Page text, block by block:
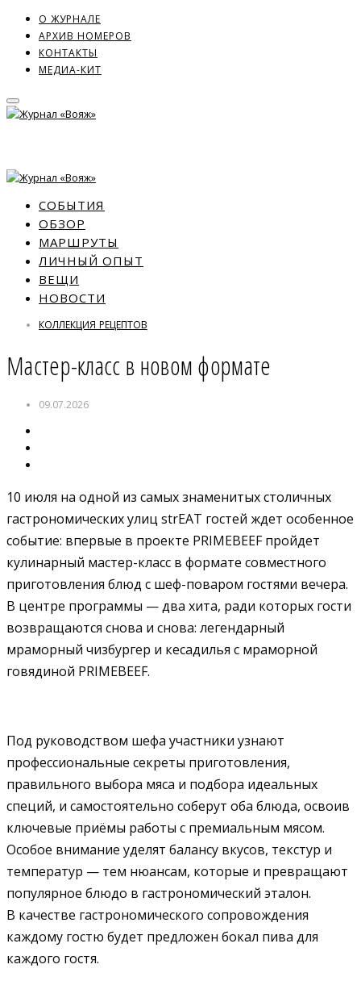
О ЖУРНАЛЕ
АРХИВ НОМЕРОВ
КОНТАКТЫ
МЕДИА-КИТ
СОБЫТИЯ
ОБЗОР
МАРШРУТЫ
ЛИЧНЫЙ ОПЫТ
ВЕЩИ
НОВОСТИ
КОЛЛЕКЦИЯ РЕЦЕПТОВ
Мастер-класс в новом формате
09.07.2026
10 июля на одной из самых знаменитых столичных
гастрономических улиц strEAT гостей ждет особенное
событие: впервые в проекте PRIMEBEEF пройдет
кулинарный мастер-класс в формате совместного
приготовления блюд с шеф-поваром гостями вечера.
В центре программы — два хита, ради которых гости
возвращаются снова и снова: легендарный
мраморный чизбургер и кесадилья с мраморной
говядиной PRIMEBEEF.
Под руководством шефа участники узнают
профессиональные секреты приготовления,
правильного выбора мяса и подбора идеальных
специй, и самостоятельно соберут оба блюда, освоив
ключевые приёмы работы с премиальным мясом.
Особое внимание уделят балансу вкусов, текстур и
температур — тем нюансам, которые и превращают
популярное блюдо в гастрономический эталон.
В качестве гастрономического сопровождения
каждому гостю будет предложен бокал пива для
каждого гостя.